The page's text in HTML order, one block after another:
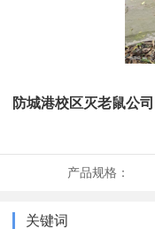
防城港校区灭老鼠公
产品规格：
关键词